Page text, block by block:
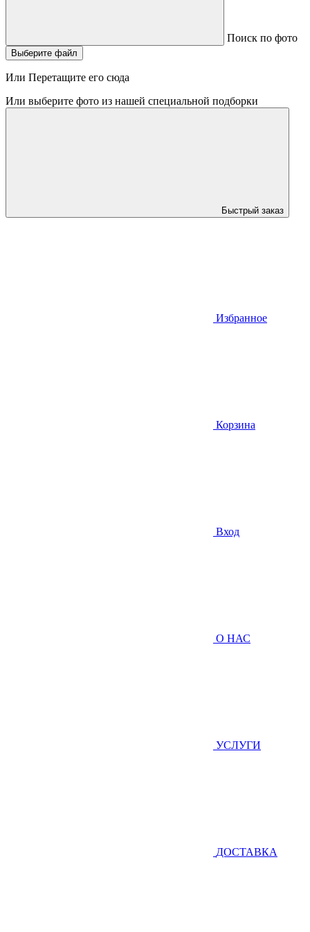
Поиск по фото
Выберите файл
Или Перетащите его сюда
Или выберите фото из нашей специальной подборки
Быстрый заказ
Избранное
Корзина
Вход
О НАС
УСЛУГИ
ДОСТАВКА